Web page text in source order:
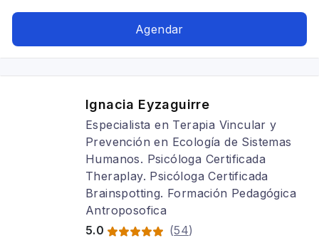
Agendar
Ignacia Eyzaguirre
Especialista en Terapia Vincular y
Prevención en Ecología de Sistemas
Humanos. Psicóloga Certificada
Theraplay. Psicóloga Certificada
Brainspotting. Formación Pedagógica
Antroposofica
5.0
(54)